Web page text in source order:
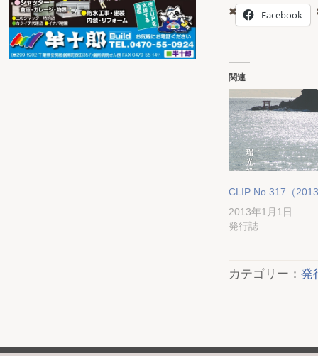
Facebook
関連
CLIP No.317（
2013年1月1日
発行誌
カテゴリー： 発